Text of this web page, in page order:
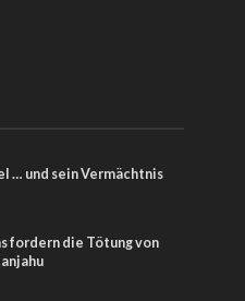
… und sein Vermächtnis
fordern die Tötung von